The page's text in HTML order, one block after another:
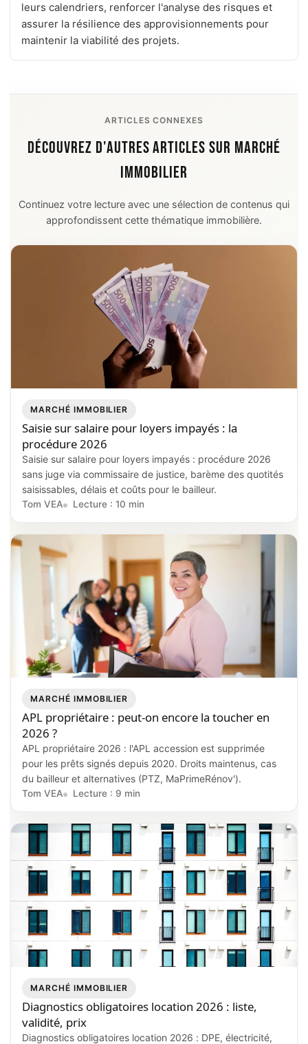
leurs calendriers, renforcer l'analyse des risques et
assurer la résilience des approvisionnements pour
maintenir la viabilité des projets.
ARTICLES CONNEXES
DÉCOUVREZ D'AUTRES ARTICLES SUR MARCHÉ
IMMOBILIER
Continuez votre lecture avec une sélection de contenus qui
approfondissent cette thématique immobilière.
MARCHÉ IMMOBILIER
Saisie sur salaire pour loyers impayés : la
procédure 2026
Saisie sur salaire pour loyers impayés : procédure 2026
sans juge via commissaire de justice, barème des quotités
saisissables, délais et coûts pour le bailleur.
Tom VEA Lecture : 10 min
MARCHÉ IMMOBILIER
APL propriétaire : peut-on encore la toucher en
2026 ?
APL propriétaire 2026 : l'APL accession est supprimée
pour les prêts signés depuis 2020. Droits maintenus, cas
du bailleur et alternatives (PTZ, MaPrimeRénov').
Tom VEA Lecture : 9 min
MARCHÉ IMMOBILIER
Diagnostics obligatoires location 2026 : liste,
validité, prix
Diagnostics obligatoires location 2026 : DPE, électricité,